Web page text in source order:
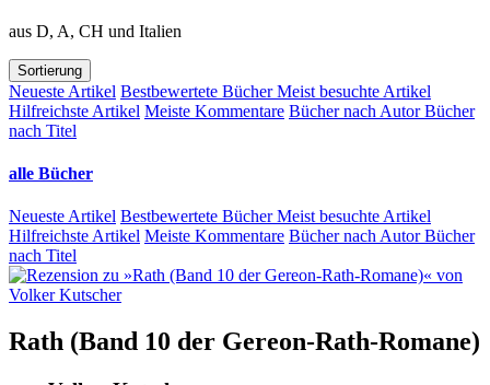
aus D, A, CH und Italien
Sortierung
Neueste Artikel Bestbewertete BücherMeist besuchte Artikel
Hilfreichste Artikel Meiste Kommentare Bücher nach AutorBücher
nach Titel
alle Bücher
Neueste Artikel Bestbewertete BücherMeist besuchte Artikel
Hilfreichste Artikel Meiste Kommentare Bücher nach AutorBücher
nach Titel
Rath (Band 10 der Gereon-Rath-Romane)